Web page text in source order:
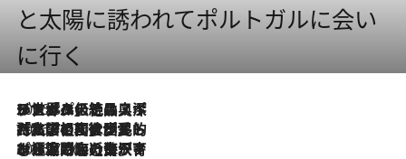
と太陽に誘われてポルトガルに会い
に行く
2026.8.8
リスボンの絶品スイーツ「パステル・デ・ナタ」とは？ポルトガル伝統の奥深い世界へ
2026.7.27
「私の祖国はポルトガル語です」国民的詩人フェルナンド・ペソアと、彼が愛した文学の街を歩く
2026.7.26
ポルトガル近海が育む極上の海の幸。キリリと冷えた白ワインと愉しむ、シーフード専門店の贅沢